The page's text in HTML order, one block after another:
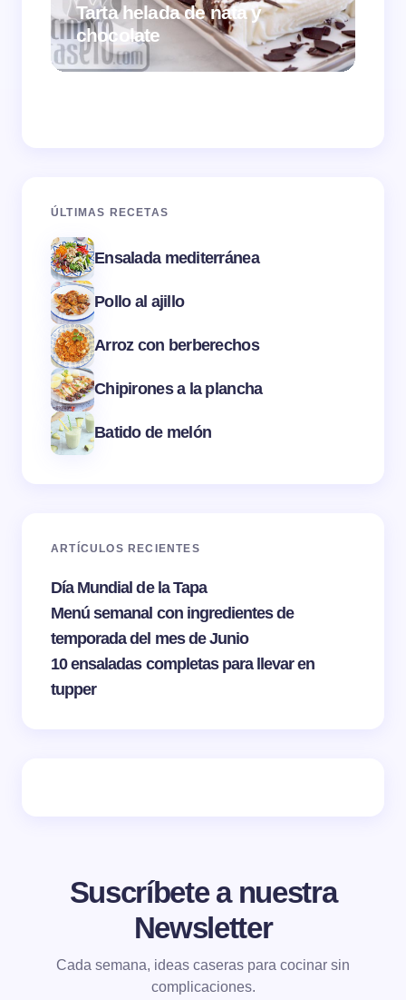
Tarta helada de nata y
chocolate
ÚLTIMAS RECETAS
Ensalada mediterránea
Pollo al ajillo
Arroz con berberechos
Chipirones a la plancha
Batido de melón
ARTÍCULOS RECIENTES
Día Mundial de la Tapa
Menú semanal con ingredientes de
temporada del mes de Junio
10 ensaladas completas para llevar en
tupper
Suscríbete a nuestra
Newsletter
Cada semana, ideas caseras para cocinar sin
complicaciones.